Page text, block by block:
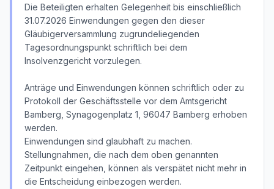
Die Beteiligten erhalten Gelegenheit bis einschließlich
31.07.2026 Einwendungen gegen den dieser
Gläubigerversammlung zugrundeliegenden
Tagesordnungspunkt schriftlich bei dem
Insolvenzgericht vorzulegen.
Anträge und Einwendungen können schriftlich oder zu
Protokoll der Geschäftsstelle vor dem Amtsgericht
Bamberg, Synagogenplatz 1, 96047 Bamberg erhoben
werden.
Einwendungen sind glaubhaft zu machen.
Stellungnahmen, die nach dem oben genannten
Zeitpunkt eingehen, können als verspätet nicht mehr in
die Entscheidung einbezogen werden.